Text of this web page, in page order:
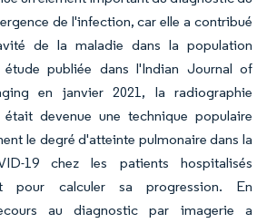
de l'infection, car elle a contribué
de la maladie dans la population
étude publiée dans l'Indian Journal of
en janvier 2021, la radiographie
devenue une technique populaire
le degré d'atteinte pulmonaire dans la
19 chez les patients hospitalisés
pour calculer sa progression. En
au diagnostic par imagerie a